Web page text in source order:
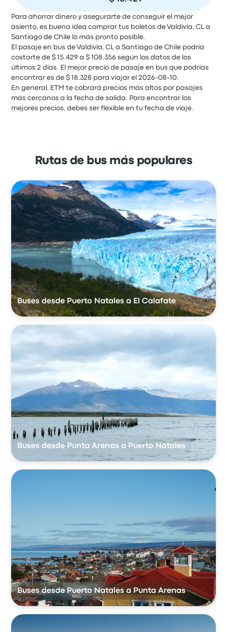
Para ahorrar dinero y asegurarte de conseguir el mejor
asiento, es buena idea comprar tus boletos de Valdivia, CL a
Santiago de Chile lo más pronto posible.
El pasaje en bus de Valdivia, CL a Santiago de Chile podría
costarte de $ 15.429 a $ 108.356 según los datos de los
últimos 2 días. El mejor precio de pasaje en bus que podrías
encontrar es de $ 18.328 para viajar el 2026-08-10.
En general, ETM te cobrará precios más altos por pasajes
más cercanos a la fecha de salida. Para encontrar los
mejores precios, debes ser flexible en tu fecha de viaje.
Rutas de bus más populares
Buses desde Puerto Natales a El Calafate
Buses desde Punta Arenas a Puerto Natales
Buses desde Puerto Natales a Punta Arenas